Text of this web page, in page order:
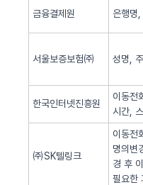
금융결제원 은행명
서울보증보험㈜ 성명,
한국인터넷진흥원
이동전
시간,
㈜SK텔링크
이동전
명의변
경 후
필요한